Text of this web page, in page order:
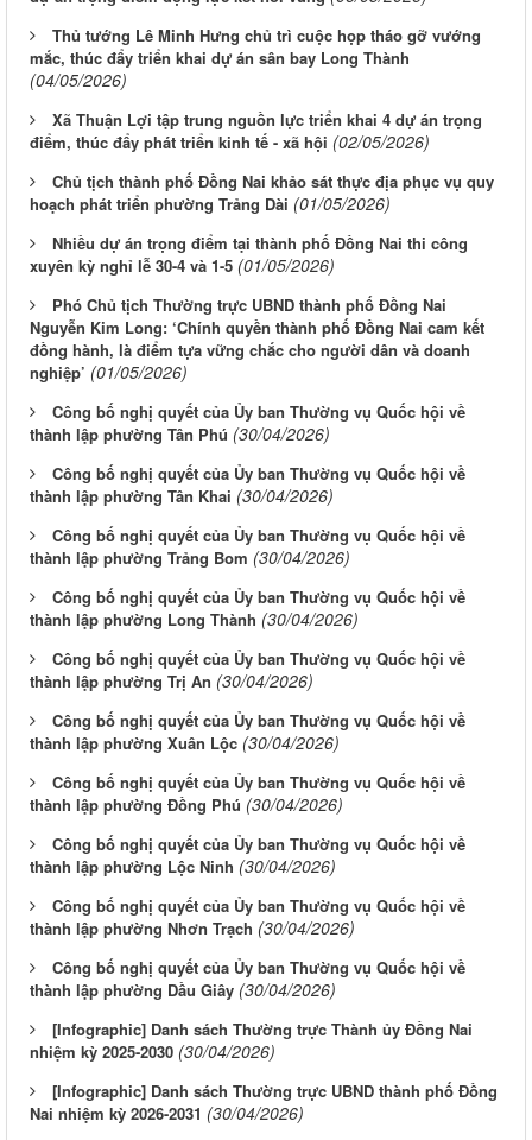
Thủ tướng Lê Minh Hưng chủ trì cuộc họp tháo gỡ vướng
mắc, thúc đẩy triển khai dự án sân bay Long Thành
(04/05/2026)
Xã Thuận Lợi tập trung nguồn lực triển khai 4 dự án trọng
điểm, thúc đẩy phát triển kinh tế - xã hội (02/05/2026)
Chủ tịch thành phố Đồng Nai khảo sát thực địa phục vụ quy
hoạch phát triển phường Trảng Dài (01/05/2026)
Nhiều dự án trọng điểm tại thành phố Đồng Nai thi công
xuyên kỳ nghỉ lễ 30-4 và 1-5 (01/05/2026)
Phó Chủ tịch Thường trực UBND thành phố Đồng Nai
Nguyễn Kim Long: ‘Chính quyền thành phố Đồng Nai cam kết
đồng hành, là điểm tựa vững chắc cho người dân và doanh
nghiệp’ (01/05/2026)
Công bố nghị quyết của Ủy ban Thường vụ Quốc hội về
thành lập phường Tân Phú (30/04/2026)
Công bố nghị quyết của Ủy ban Thường vụ Quốc hội về
thành lập phường Tân Khai (30/04/2026)
Công bố nghị quyết của Ủy ban Thường vụ Quốc hội về
thành lập phường Trảng Bom (30/04/2026)
Công bố nghị quyết của Ủy ban Thường vụ Quốc hội về
thành lập phường Long Thành (30/04/2026)
Công bố nghị quyết của Ủy ban Thường vụ Quốc hội về
thành lập phường Trị An (30/04/2026)
Công bố nghị quyết của Ủy ban Thường vụ Quốc hội về
thành lập phường Xuân Lộc (30/04/2026)
Công bố nghị quyết của Ủy ban Thường vụ Quốc hội về
thành lập phường Đồng Phú (30/04/2026)
Công bố nghị quyết của Ủy ban Thường vụ Quốc hội về
thành lập phường Lộc Ninh (30/04/2026)
Công bố nghị quyết của Ủy ban Thường vụ Quốc hội về
thành lập phường Nhơn Trạch (30/04/2026)
Công bố nghị quyết của Ủy ban Thường vụ Quốc hội về
thành lập phường Dầu Giây (30/04/2026)
[Infographic] Danh sách Thường trực Thành ủy Đồng Nai
nhiệm kỳ 2025-2030 (30/04/2026)
[Infographic] Danh sách Thường trực UBND thành phố Đồng
Nai nhiệm kỳ 2026-2031 (30/04/2026)